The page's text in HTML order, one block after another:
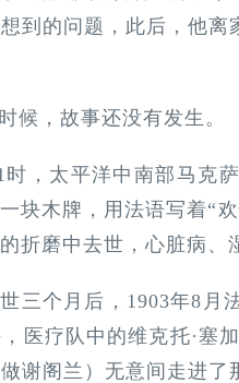
到的问题，此后，他
候，故事还没有发生。
时，太平洋中南部马克
块木牌，用法语写着“
折磨中去世，心脏病、
三个月后，1903年8月
医疗队中的维克托·塞
谢阁兰）无意间走进